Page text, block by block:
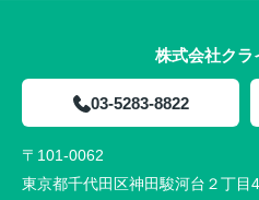
株式会社クラ
03-5283-8822
〒101-0062
東京都千代田区神田駿河台２丁目